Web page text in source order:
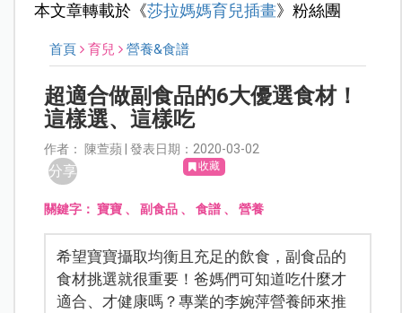
本文章轉載於《莎拉媽媽育兒插畫》粉絲團
首頁 育兒 營養&食譜
超適合做副食品的6大優選食材！
這樣選、這樣吃
作者： 陳萱蘋 | 發表日期：2020-03-02
分享 收藏
關鍵字：寶寶 、副食品 、食譜 、營養
希望寶寶攝取均衡且充足的飲食，副食品的
食材挑選就很重要！爸媽們可知道吃什麼才
適合、才健康嗎？專業的李婉萍營養師來推